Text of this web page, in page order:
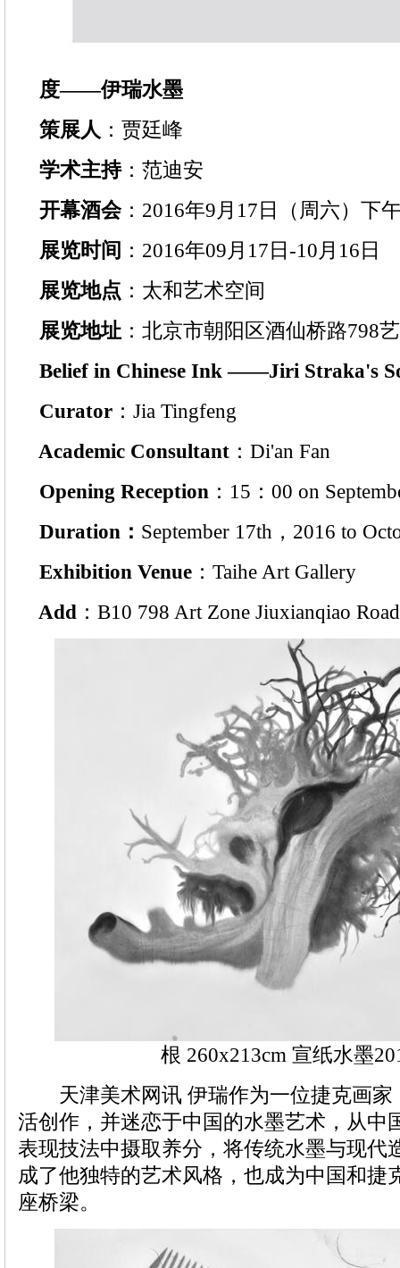
度——伊瑞水墨
策展人 ：贾廷峰
学术主持：范迪安
开幕酒会：2016年9月17日（周六）下
展览时间 ：2016年09月17日-10月16日
展览地点 ：太和艺术空间
展览地址 ：北京市朝阳区酒仙桥路798
Belief in Chinese Ink ——Jiri Straka's
Curator ：Jia Tingfeng
Academic Consultant ：Di'an Fan
Opening Reception ：15：00 on
Duration： September 17th，2016 to
Exhibition Venue ：Taihe Art Gallery
Add ：B10 798 Art Zone Jiuxianqiao
根 260x213cm 宣纸水墨
天津美术网讯 伊瑞作为一位捷克画家
活创作，并迷恋于中国的水墨艺术，从中
表现技法中摄取养分，将传统水墨与现代
成了他独特的艺术风格，也成为中国和捷
座桥梁。